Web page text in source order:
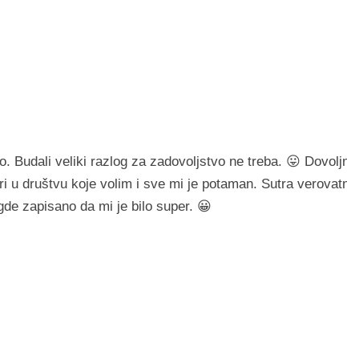
Budali veliki razlog za zadovoljstvo ne treba. 😛
u društvu koje volim i sve mi je potaman. Sutra
zapisano da mi je bilo super. 😀